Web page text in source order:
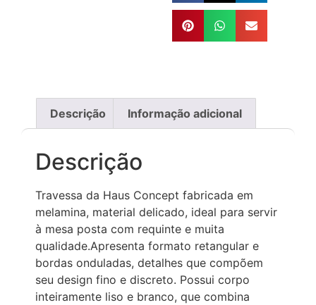
Descrição Informação adicional
Descrição
Travessa da Haus Concept fabricada em
melamina, material delicado, ideal para servir
à mesa posta com requinte e muita
qualidade.Apresenta formato retangular e
bordas onduladas, detalhes que compõem
seu design fino e discreto. Possui corpo
inteiramente liso e branco, que combina